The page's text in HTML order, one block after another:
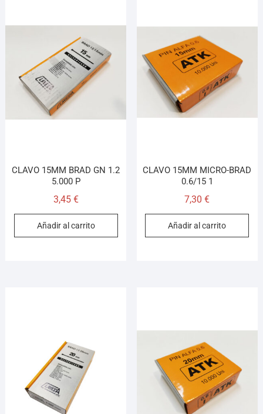
CLAVO 15MM BRAD GN 1.2
5.000 P
3,45 €
Añadir al carrito
CLAVO 15MM MICRO-BRAD
0.6/15 1
7,30€
Añadir al carrito